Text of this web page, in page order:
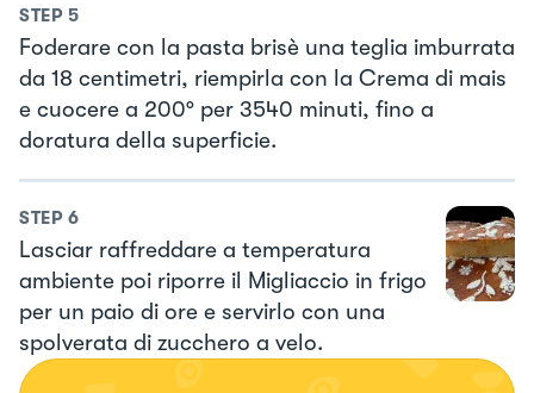
STEP 5
Foderare con la pasta brisè una teglia imburrata
da 18 centimetri, riempirla con la Crema di mais
e cuocere a 200° per 3540 minuti, fino a
doratura della superficie.
STEP 6
Lasciar raffreddare a temperatura
ambiente poi riporre il Migliaccio in frigo
per un paio di ore e servirlo con una
spolverata di zucchero a velo.